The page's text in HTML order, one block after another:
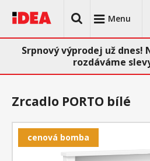
Menu
Srpnový výprodej už dnes!
rozdáváme
cenová bomba
Zrcadlo PORTO bílé